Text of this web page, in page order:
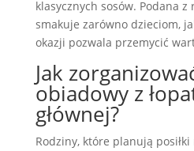
klasycznych sosów. Podana
smakuje zarówno dzieciom,
okazji pozwala przemycić
Jak
obiadowy z
głównej?
Rodziny, które planują posiłki